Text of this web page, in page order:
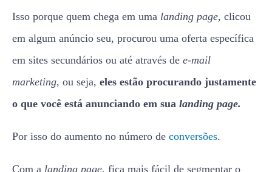
Isso porque quem chega em uma landing page, clicou
em algum anúncio seu, procurou uma oferta específica
em sites secundários ou até através de e-mail
marketing, ou seja, eles estão procurando justamente
o que você está anunciando em sua landing page.
Por isso do aumento no número de conversões.
Com a landing page, fica mais fácil de segmentar o